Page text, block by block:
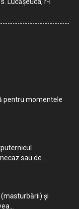
Lucășeuca, r-l
pentru momentele
sau de...
şi